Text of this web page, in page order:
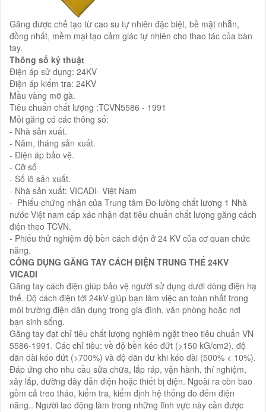
Găng được chế tạo từ cao su tự nhiên đặc biệt, bề mặt nhẵn,
đồng nhất, mềm mại tạo cảm giác tự nhiên cho thao tác của bàn
tay.
Thông số kỷ thuật
Điện áp sử dụng: 24KV
Điện áp kiểm tra: 24KV
Mầu vàng mỡ gà.
Tiêu chuẩn chất lượng :TCVN5586 - 1991
Mỗi găng có các thông số:
- Nhà sản xuất.
- Năm, tháng sản xuất.
- Điện áp bảo vệ.
- Cỡ số
- Số lô sản xuất.
- Nhà sản xuất: VICADI- Việt Nam
- Phiếu chứng nhận của Trung tâm Đo lường chất lượng 1 Nhà
nước Việt nam cấp xác nhận đạt tiêu chuẩn chất lượng găng cách
điện theo TCVN.
- Phiếu thử nghiệm độ bền cách điện ở 24 KV của cơ quan chức
năng.
CÔNG DỤNG GĂNG TAY CÁCH ĐIỆN TRUNG THẾ 24KV
VICADI
Găng tay cách điện giúp bảo vệ người sử dụng dưới dòng điện hạ
thế. Độ cách điện tới 24kV giúp bạn làm việc an toàn nhất trong
môi trường điện dân dụng trong gia đình, văn phòng hoặc nơi
bạn sinh sống.
Găng tay đạt chỉ tiêu chất lượng nghiêm ngặt theo tiêu chuẩn VN
5586-1991. Các chỉ tiêu: về độ bền kéo đứt (>150 kG/cm2), độ
dãn dài kéo đứt (>700%) và độ dãn dư khi kéo dài (500% < 10%).
Đáp ứng cho nhu cầu sửa chữa, lắp ráp, vận hành, thí nghiệm,
xây lắp, đường dây dẫn điện hoặc thiết bị điện. Ngoài ra còn bao
gồm cả treo tháo, kiểm tra, kiểm định hệ thống đo đếm điện
năng.. Người lao động làm trong những lĩnh vực này cần được